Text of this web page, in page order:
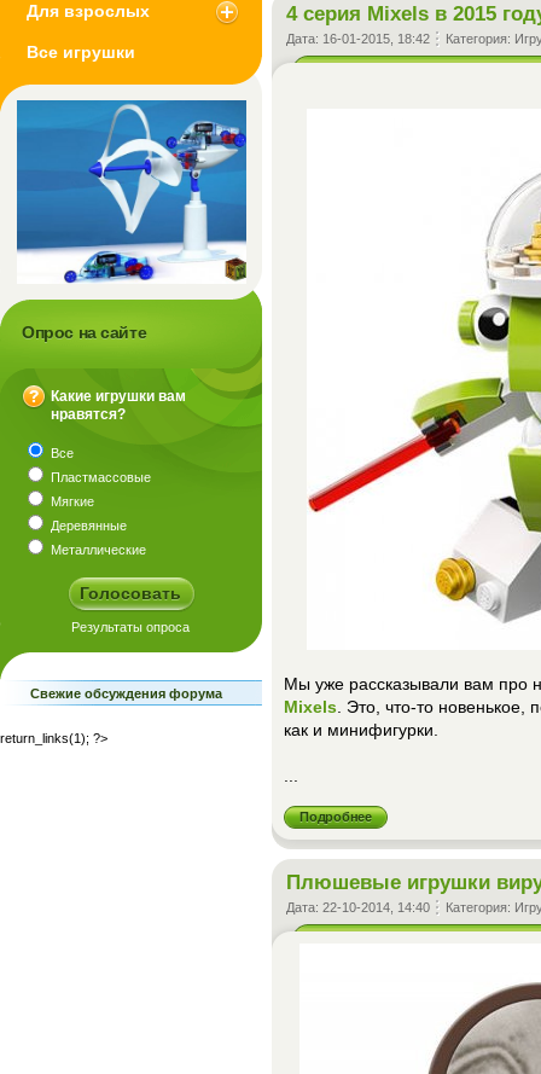
4 серия Mixels в 2015
Дата: 16-01-2015, 18:42 Категория:
Мы уже рассказывали вам про
Mixels. Это, что-то новенькое,
как и минифигурки.
...
Подробнее
Плюшевые игрушки
Дата: 22-10-2014, 14:40 Категория:
Для взрослых
Все игрушки
Опрос на сайте
Какие игрушки вам
нравятся?
Все
Пластмассовые
Мягкие
Деревянные
Металлические
Свежие обсуждения форума
return_links(1); ?>